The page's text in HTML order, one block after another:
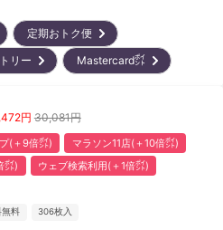
定期おトク便
トリー
Mastercard㌽
円 30,081円
(＋9倍㌽)
マラソン11店(＋10倍㌽)
㌽)
ウェブ検索利用(＋1倍㌽)
無料 306枚入